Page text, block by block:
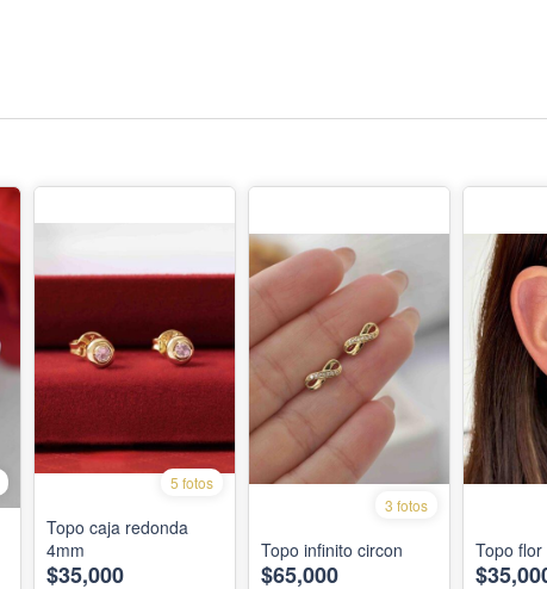
5 fotos
Topo caja redonda
4mm
$35,000
3 fotos
Topo infinito circon
$65,000
Topo